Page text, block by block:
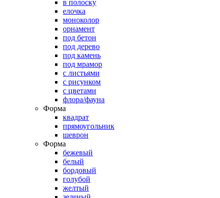
в полоску
елочка
моноколор
орнамент
под бетон
под дерево
под камень
под мрамор
с листьями
с рисунком
с цветами
флора/фауна
Форма
квадрат
прямоугольник
шеврон
Форма
бежевый
белый
бордовый
голубой
желтый